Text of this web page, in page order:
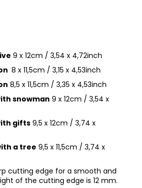
9 x 12cm / 3,54 x 4,72inch
8 x 11,5cm / 3,15 x 4,53inch
8,5 x 11,5cm / 3,35 x 4,53inch
snowman 9 x 12cm / 3,54 x
gifts 9,5 x 12cm / 3,74 x
a tree 9,5 x 11,5cm / 3,74 x
cutting edge for a smooth and
of the cutting edge is 12 mm.